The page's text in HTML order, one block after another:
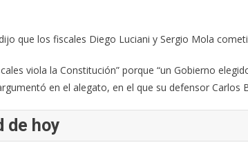
que los fiscales Diego Luciani y Sergio Mola
viola la Constitución” porque “un Gobierno
en el alegato, en el que su defensor Carlos
de hoy